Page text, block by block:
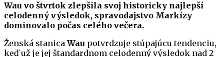
Wau vo štvrtok zlepšila svoj historicky najlepší
celodenný výsledok, spravodajstvo Markízy
dominovalo počas celého večera.
Ženská stanica Wau potvrdzuje stúpajúcu tendenciu,
keď už je jej štandardnom celodenný výsledok nad 2